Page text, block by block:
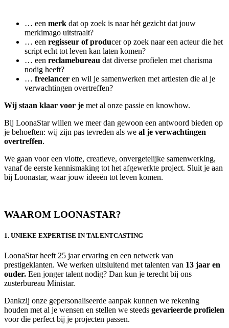
… een merk dat op zoek is naar hét gezicht dat jouw
merkimago uitstraalt?
… een regisseur of producer op zoek naar een acteur die het
script echt tot leven kan laten komen?
… een reclamebureau dat diverse profielen met charisma
nodig heeft?
… freelancer en wil je samenwerken met artiesten die al je
verwachtingen overtreffen?
Wij staan klaar voor je met al onze passie en knowhow.
Bij LoonaStar willen we meer dan gewoon een antwoord bieden op
je behoeften: wij zijn pas tevreden als we al je verwachtingen
overtreffen.
We gaan voor een vlotte, creatieve, onvergetelijke samenwerking,
vanaf de eerste kennismaking tot het afgewerkte project. Sluit je aan
bij Loonastar, waar jouw ideeën tot leven komen.
WAAROM LOONASTAR?
1. UNIEKE EXPERTISE IN TALENTCASTING
LoonaStar heeft 25 jaar ervaring en een netwerk van
prestigeklanten. We werken uitsluitend met talenten van 13 jaar en
ouder. Een jonger talent nodig? Dan kun je terecht bij ons
zusterbureau Ministar.
Dankzij onze gepersonaliseerde aanpak kunnen we rekening
houden met al je wensen en stellen we steeds gevarieerde profielen
voor die perfect bij je projecten passen.